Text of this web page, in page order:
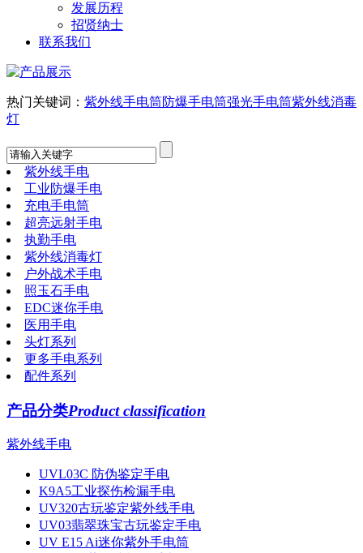
发展历程
招贤纳士
联系我们
热门关键词： 紫外线手电筒防爆手电筒强光手电筒紫外线消毒
灯
紫外线手电
工业防爆手电
充电手电筒
超亮远射手电
执勤手电
紫外线消毒灯
户外战术手电
照玉石手电
EDC迷你手电
医用手电
头灯系列
更多手电系列
配件系列
产品分类Product classification
紫外线手电
UVL03C 防伪鉴定手电
K9A5工业探伤检漏手电
UV320古玩鉴定紫外线手电
UV03翡翠珠宝古玩鉴定手电
UV E15 Ai迷你紫外手电筒